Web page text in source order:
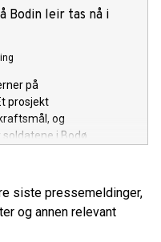
Bodin leir tas nå i
på
prosjekt
og
i Bodø.
siste pressemeldinger,
og annen relevant